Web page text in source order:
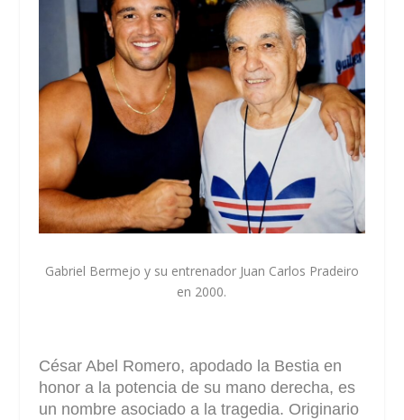
Gabriel Bermejo y su entrenador Juan Carlos Pradeiro
en 2000.
César Abel Romero, apodado la Bestia en
honor a la potencia de su mano derecha, es
un nombre asociado a la tragedia. Originario